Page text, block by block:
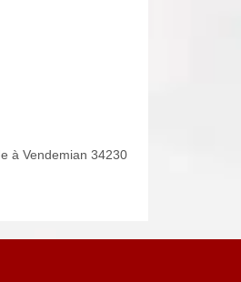
à Vendemian 34230